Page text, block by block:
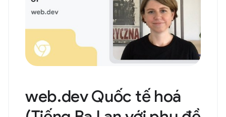
web.dev Quốc tế hoá